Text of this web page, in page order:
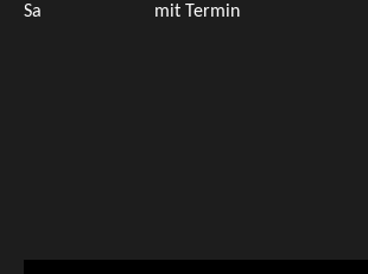
Sa
mit Termin